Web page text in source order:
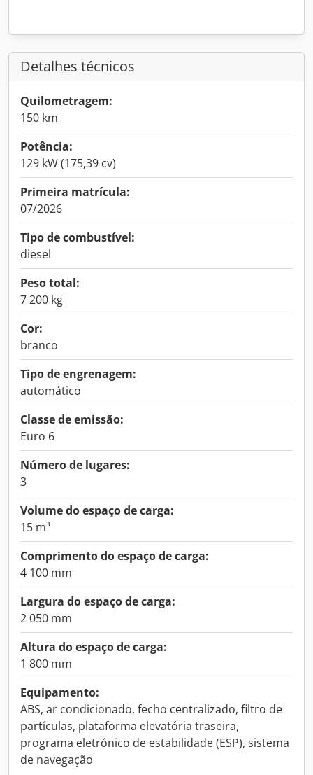
Detalhes técnicos
Quilometragem:
150 km
Potência:
129 kW (175,39 cv)
Primeira matrícula:
07/2026
Tipo de combustível:
diesel
Peso total:
7 200 kg
Cor:
branco
Tipo de engrenagem:
automático
Classe de emissão:
Euro 6
Número de lugares:
3
Volume do espaço de carga:
15 m³
Comprimento do espaço de carga:
4 100 mm
Largura do espaço de carga:
2 050 mm
Altura do espaço de carga:
1 800 mm
Equipamento:
ABS, ar condicionado, fecho centralizado, filtro de
partículas, plataforma elevatória traseira,
programa eletrónico de estabilidade (ESP), sistema
de navegação